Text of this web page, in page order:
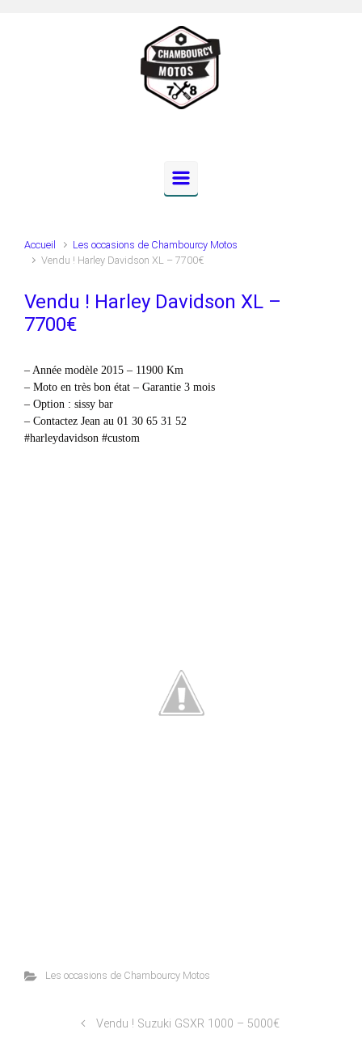
Accueil
Les occasions de Chambourcy Motos
Vendu ! Harley Davidson XL – 7700€
Vendu ! Harley Davidson XL –
7700€
– Année modèle 2015 – 11900 Km
– Moto en très bon état – Garantie 3 mois
– Option : sissy bar
– Contactez Jean au 01 30 65 31 52
#harleydavidson #custom
Les occasions de Chambourcy Motos
Vendu ! Suzuki GSXR 1000 – 5000€